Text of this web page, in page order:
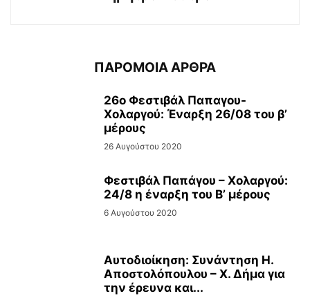
ΠΑΡΟΜΟΙΑ ΑΡΘΡΑ
26ο Φεστιβάλ Παπαγου-
Χολαργού: Έναρξη 26/08 του β’
μέρους
26 Αυγούστου 2020
Φεστιβάλ Παπάγου – Χολαργού:
24/8 η έναρξη του Β’ μέρους
6 Αυγούστου 2020
Αυτοδιοίκηση: Συνάντηση Η.
Αποστολόπουλου – Χ. Δήμα για
την έρευνα και...